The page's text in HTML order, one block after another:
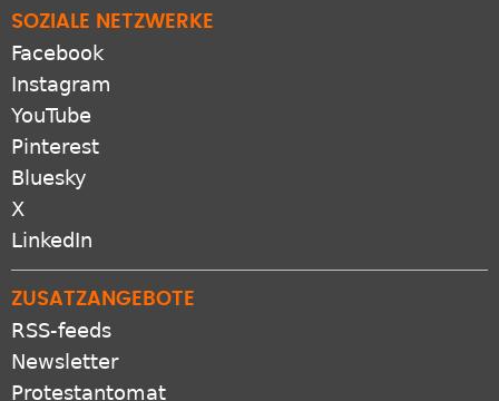
Facebook
Instagram
YouTube
Pinterest
Bluesky
X
LinkedIn
RSS-feeds
Newsletter
Protestantomat